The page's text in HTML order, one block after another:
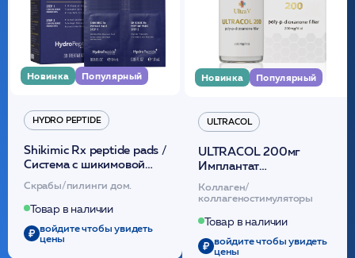
Новинка Популярный
HYDRO PEPTIDE
Shikimic Rx peptide pads /
Cистема с шикимовой
кислотой обновляющая
(30шт) /HP
Скрабы/пилинги дом.
Товар в наличии
войдите чтобы увидеть
цены
Новинка Популярный
ULTRACOL
ULTRACOL 200мг
Имплантат
внутридермальный,
стерильный на основе
полидиоксанона
/ULTRACOL
Коллаген/
коллагеностимуляторы
Товар в наличии
войдите чтобы увидеть
цены